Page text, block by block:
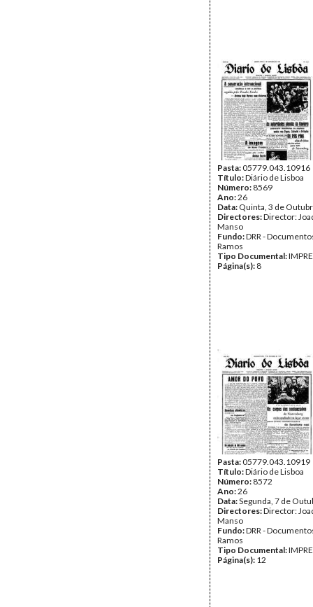
Pasta:05779.043.10916
Título:Diário de Lisboa
Número: 8569
Ano:26
Data: Quinta, 3 de
Directores:Director:
Manso
Fundo:DRR -
Ramos
Tipo Documental:
Página(s): 8
Pasta:05779.043.10919
Título:Diário de Lisboa
Número: 8572
Ano:26
Data:Segunda, 7 de
Directores:Director:
Manso
Fundo:DRR -
Ramos
Tipo Documental:
Página(s): 12